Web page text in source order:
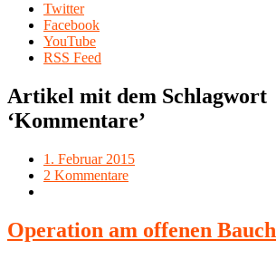
Twitter
Facebook
YouTube
RSS Feed
Artikel mit dem Schlagwort
‘Kommentare’
1. Februar 2015
2 Kommentare
Operation am offenen Bauch